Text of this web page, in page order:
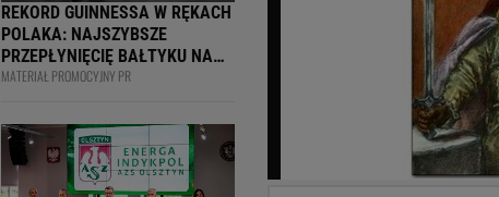
REKORD GUINNESSA W RĘKACH
POLAKA: NAJSZYBSZE
PRZEPŁYNIĘCIĘ BAŁTYKU NA
DESCE WINDSURFINGOWEJ -
KSIĘGI
MATERIAŁ PROMOCYJNY PR